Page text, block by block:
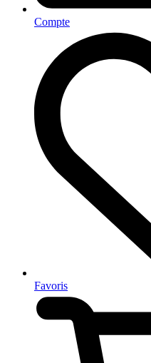
Compte
Favoris